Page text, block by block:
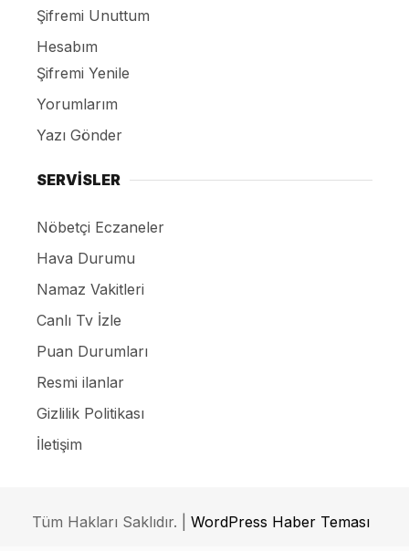
Şifremi Unuttum
Hesabım
Şifremi Yenile
Yorumlarım
Yazı Gönder
SERVİSLER
Nöbetçi Eczaneler
Hava Durumu
Namaz Vakitleri
Canlı Tv İzle
Puan Durumları
Resmi ilanlar
Gizlilik Politikası
İletişim
Tüm Hakları Saklıdır. | WordPress Haber Teması